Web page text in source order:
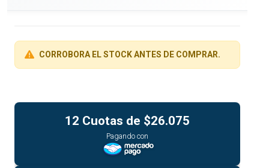
CORROBORA EL STOCK ANTES DE COMPRAR.
12 Cuotas de $26.075
Pagando con